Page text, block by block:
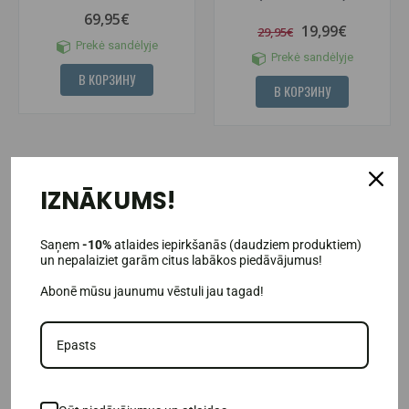
69,95€
Prekė sandėlyje
В КОРЗИНУ
29,95€ 19,99€
Prekė sandėlyje
В КОРЗИНУ
Шейкеры и бутылки
XXL Nutrition Thermo Hydrate
(1)
-29%
IZNĀKUMS!
Saņem-10%atlaides iepirkšanās (daudziem produktiem)
un nepalaiziet garām citus labākos piedāvājumus!
Abonē mūsu jaunumu vēstuli jau tagad!